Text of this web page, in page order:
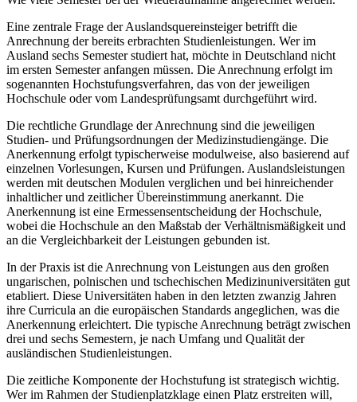
Eine zentrale Frage der Auslandsquereinsteiger betrifft die
Anrechnung der bereits erbrachten Studienleistungen. Wer im
Ausland sechs Semester studiert hat, möchte in Deutschland nicht
im ersten Semester anfangen müssen. Die Anrechnung erfolgt im
sogenannten Hochstufungsverfahren, das von der jeweiligen
Hochschule oder vom Landesprüfungsamt durchgeführt wird.
Die rechtliche Grundlage der Anrechnung sind die jeweiligen
Studien- und Prüfungsordnungen der Medizinstudiengänge. Die
Anerkennung erfolgt typischerweise modulweise, also basierend auf
einzelnen Vorlesungen, Kursen und Prüfungen. Auslandsleistungen
werden mit deutschen Modulen verglichen und bei hinreichender
inhaltlicher und zeitlicher Übereinstimmung anerkannt. Die
Anerkennung ist eine Ermessensentscheidung der Hochschule,
wobei die Hochschule an den Maßstab der Verhältnismäßigkeit und
an die Vergleichbarkeit der Leistungen gebunden ist.
In der Praxis ist die Anrechnung von Leistungen aus den großen
ungarischen, polnischen und tschechischen Medizinuniversitäten gut
etabliert. Diese Universitäten haben in den letzten zwanzig Jahren
ihre Curricula an die europäischen Standards angeglichen, was die
Anerkennung erleichtert. Die typische Anrechnung beträgt zwischen
drei und sechs Semestern, je nach Umfang und Qualität der
ausländischen Studienleistungen.
Die zeitliche Komponente der Hochstufung ist strategisch wichtig.
Wer im Rahmen der Studienplatzklage einen Platz erstreiten will,